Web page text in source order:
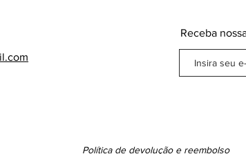
Receba
Política de devolução e reembolso